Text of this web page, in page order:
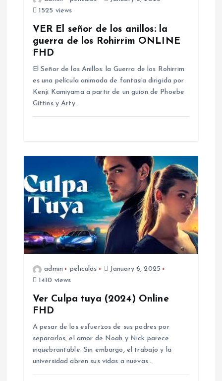
1525 views
VER El señor de los anillos: la
guerra de los Rohirrim ONLINE
FHD
El Señor de los Anillos: la Guerra de los Rohirrim
es una película animada de fantasía dirigida por
Kenji Kamiyama a partir de un guion de Phoebe
Gittins y Arty…
admin peliculas
January 6, 2025
1410 views
Ver Culpa tuya (2024) Online
FHD
A pesar de los esfuerzos de sus padres por
separarlos, el amor de Noah y Nick parece
inquebrantable. Sin embargo, el trabajo y la
universidad abren sus vidas a nuevas…